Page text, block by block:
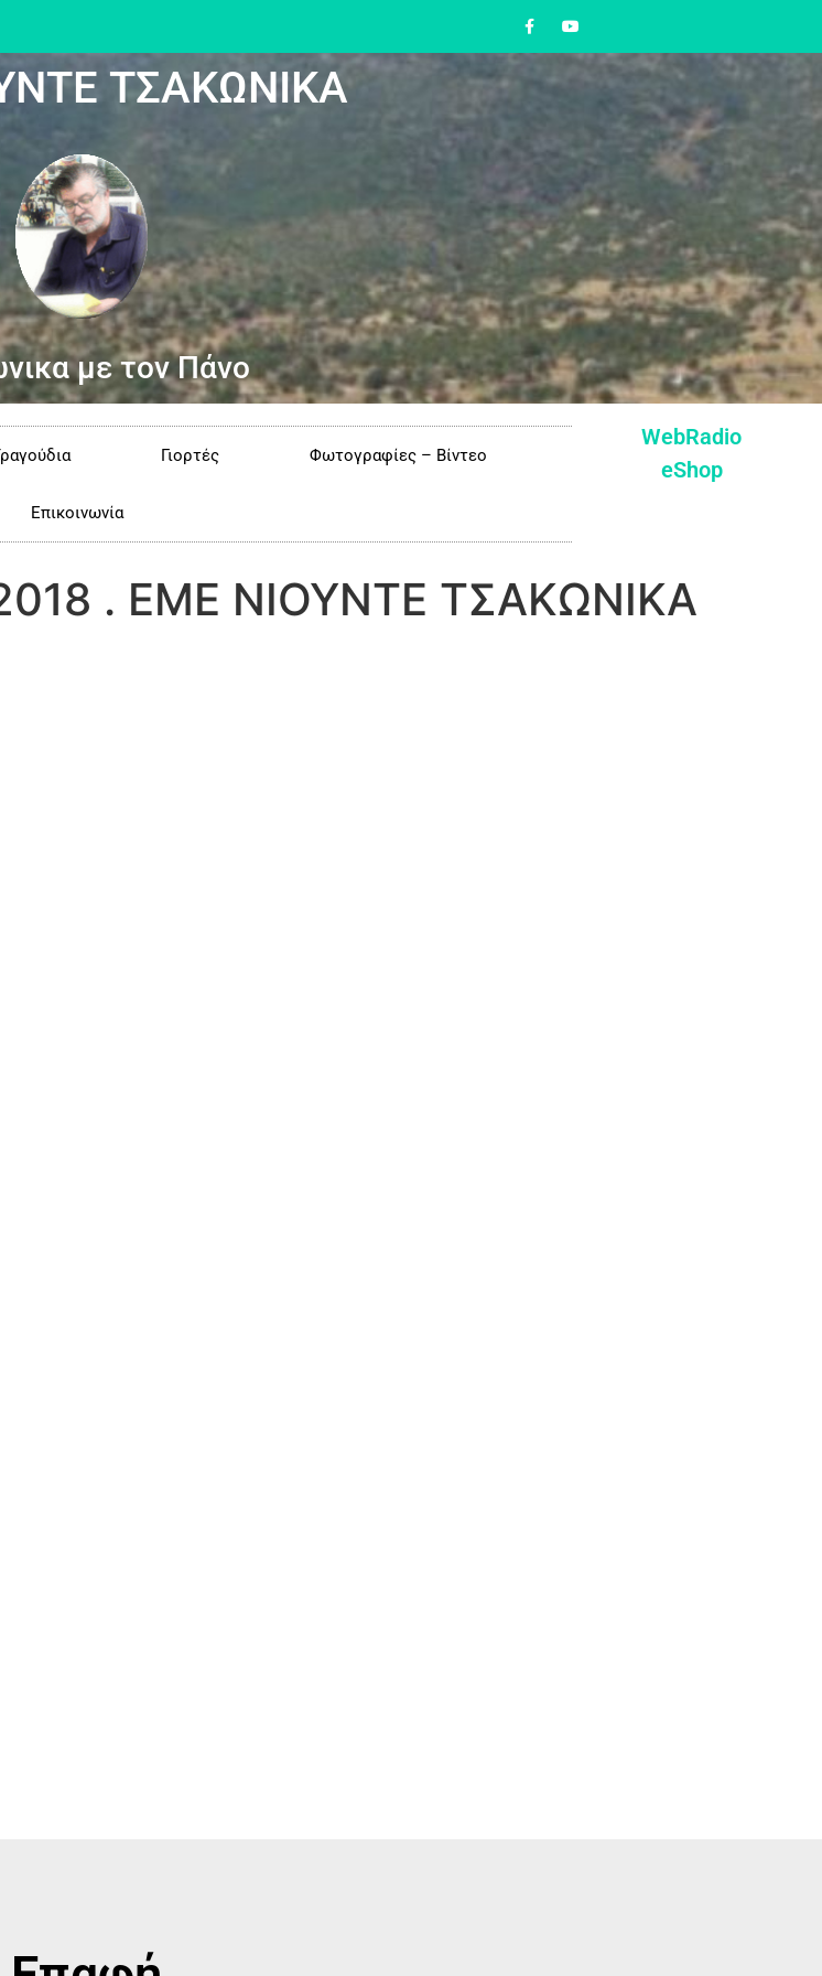
ΤΣΑΚΩΝΙΚΑ
με τον Πάνο
Γιορτές Φωτογραφίες – Βίντεο
Επικοινωνία
WebRadio
eShop
. ΕΜΕ ΝΙΟΥΝΤΕ ΤΣΑΚΩΝΙΚΑ